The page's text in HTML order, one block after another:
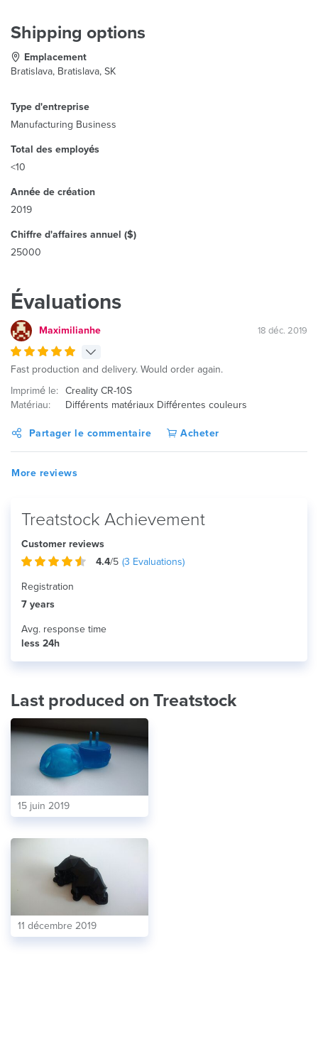
Shipping options
Emplacement
Bratislava, Bratislava, SK
Type d'entreprise
Manufacturing Business
Total des employés
<10
Année de création
2019
Chiffre d'affaires annuel ($)
25000
Évaluations
Maximilianhe 18 déc. 2019
Fast production and delivery. Would order again.
Imprimé le: Creality CR-10S
Matériau:
Différents matériaux Différentes couleurs
Partager le commentaire Acheter
More reviews
Treatstock Achievement
Customer reviews
4.4/5 (3 Evaluations)
Registration
7 years
Avg. response time
less 24h
Last produced on Treatstock
15 juin 2019
11 décembre 2019